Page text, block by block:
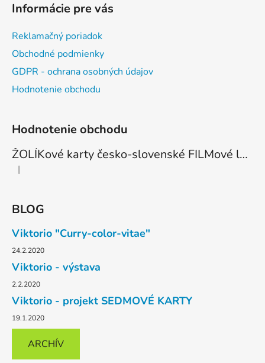
Informácie pre vás
Reklamačný poriadok
Obchodné podmienky
GDPR - ochrana osobných údajov
Hodnotenie obchodu
Hodnotenie obchodu
ŽOLÍKové karty česko-slovenské FILMové legendy - 6 žolíková edícia - 1ks
Hodnotenie produktu je 5 z 5 hviezdičiek.
|
BLOG
Viktorio "Curry-color-vitae"
24.2.2020
Viktorio - výstava
2.2.2020
Viktorio - projekt SEDMOVÉ KARTY
19.1.2020
ARCHÍV